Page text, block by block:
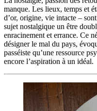
manque. Les lieux, temps et
d’or, origine, vie intacte –
sujet nostalgique un être
enracinement et errance. Ce
désigner le mal du pays,
passéiste qu’une ressource
encore l’aspiration à un idéal.